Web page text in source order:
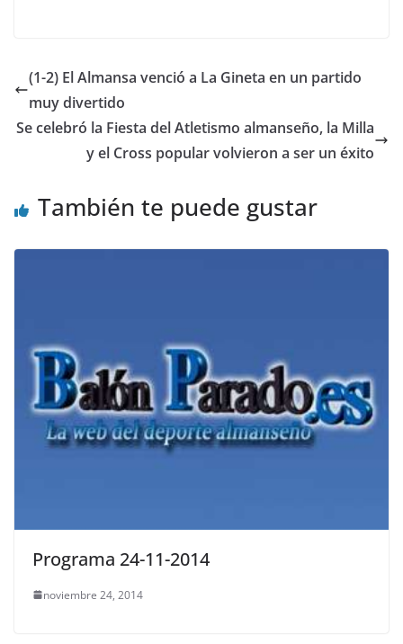
(1-2) El Almansa venció a La Gineta en un partido
muy divertido
Se celebró la Fiesta del Atletismo almanseño, la Milla
y el Cross popular volvieron a ser un éxito
También te puede gustar
Programa 24-11-2014
noviembre 24, 2014